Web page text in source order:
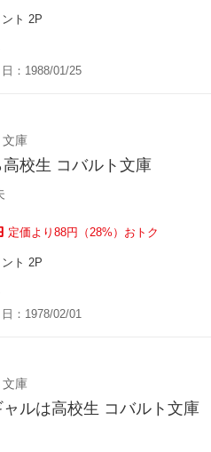
ト 2P
：1988/01/25
文庫
高校生 コバルト文庫
定価より88円（28%）おトク
ト 2P
：1978/02/01
文庫
ルは高校生 コバルト文庫